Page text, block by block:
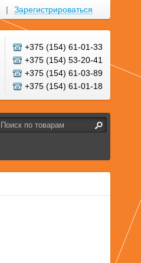
| Зарегистрироваться
+375 (154) 61-01-33
+375 (154) 53-20-41
+375 (154) 61-03-89
+375 (154) 61-01-18